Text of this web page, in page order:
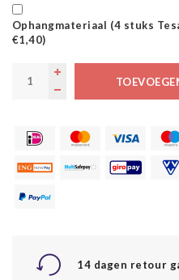
Ophangmateriaal (4 stuks
€1,40)
14 dagen retour